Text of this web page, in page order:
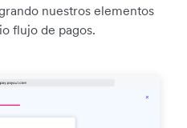
nuestros elementos
flujo de pagos.